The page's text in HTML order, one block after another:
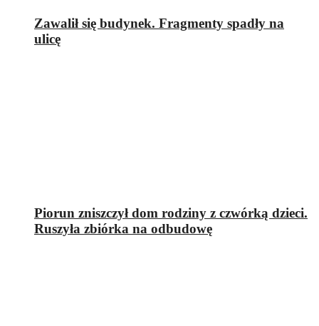
Zawalił się budynek. Fragmenty spadły na
ulicę
Piorun zniszczył dom rodziny z czwórką dzieci.
Ruszyła zbiórka na odbudowę